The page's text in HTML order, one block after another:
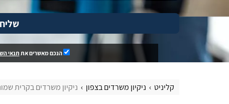
הנכם מאשרים אתתנאי
קליניט ניקיון משרדים בצפון ניקיון משרדים בקרית